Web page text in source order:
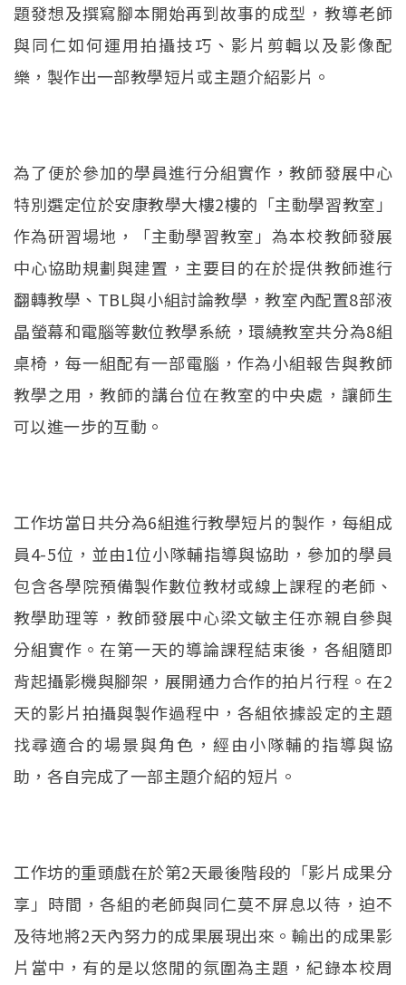
題發想及撰寫腳本開始再到故事的成型，教導老師
與同仁如何運用拍攝技巧、影片剪輯以及影像配
樂，製作出一部教學短片或主題介紹影片。
為了便於參加的學員進行分組實作，教師發展中心
特別選定位於安康教學大樓2樓的「主動學習教室」
作為研習場地，「主動學習教室」為本校教師發展
中心協助規劃與建置，主要目的在於提供教師進行
翻轉教學、TBL與小組討論教學，教室內配置8部液
晶螢幕和電腦等數位教學系統，環繞教室共分為8組
桌椅，每一組配有一部電腦，作為小組報告與教師
教學之用，教師的講台位在教室的中央處，讓師生
可以進一步的互動。
工作坊當日共分為6組進行教學短片的製作，每組成
員4-5位，並由1位小隊輔指導與協助，參加的學員
包含各學院預備製作數位教材或線上課程的老師、
教學助理等，教師發展中心梁文敏主任亦親自參與
分組實作。在第一天的導論課程結束後，各組隨即
背起攝影機與腳架，展開通力合作的拍片行程。在2
天的影片拍攝與製作過程中，各組依據設定的主題
找尋適合的場景與角色，經由小隊輔的指導與協
助，各自完成了一部主題介紹的短片。
工作坊的重頭戲在於第2天最後階段的「影片成果分
享」時間，各組的老師與同仁莫不屏息以待，迫不
及待地將2天內努力的成果展現出來。輸出的成果影
片當中，有的是以悠閒的氛圍為主題，紀錄本校周